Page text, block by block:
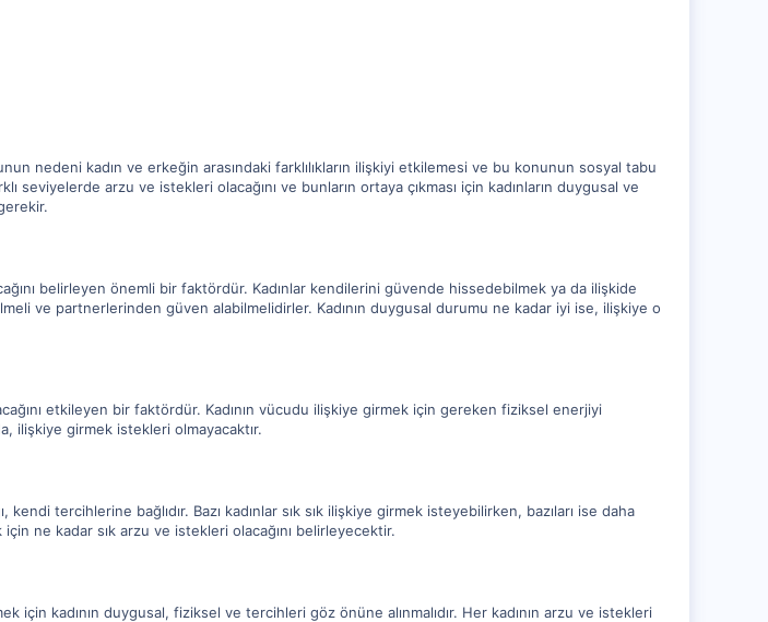
nedeni kadın ve erkeğin arasındaki farklılıkların ilişkiyi etkilemesi ve bu konunun sosyal tabu
seviyelerde arzu ve istekleri olacağını ve bunların ortaya çıkması için kadınların duygusal ve
belirleyen önemli bir faktördür. Kadınlar kendilerini güvende hissedebilmek ya da ilişkide
ve partnerlerinden güven alabilmelidirler. Kadının duygusal durumu ne kadar iyi ise, ilişkiye o
etkileyen bir faktördür. Kadının vücudu ilişkiye girmek için gereken fiziksel enerjiyi
ilişkiye girmek istekleri olmayacaktır.
tercihlerine bağlıdır. Bazı kadınlar sık sık ilişkiye girmek isteyebilirken, bazıları ise daha
ne kadar sık arzu ve istekleri olacağını belirleyecektir.
için kadının duygusal, fiziksel ve tercihleri göz önüne alınmalıdır. Her kadının arzu ve istekleri